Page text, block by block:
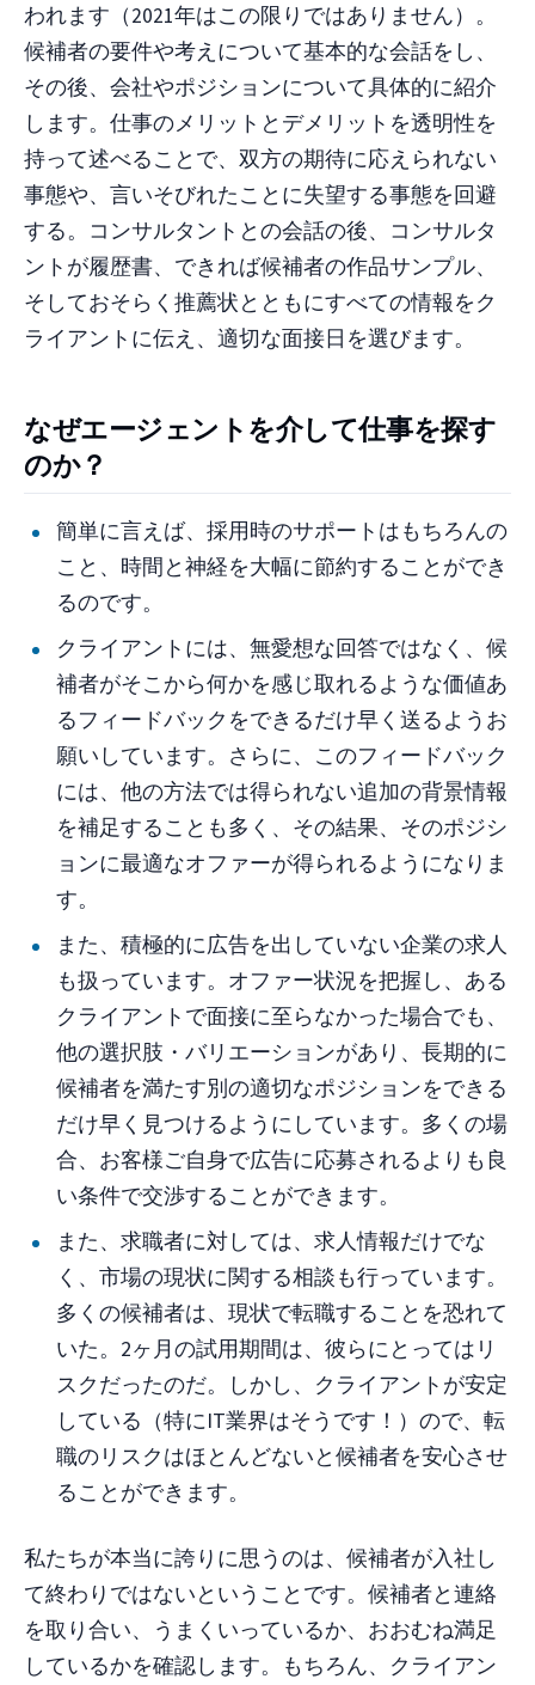
われます（2021年はこの限りではありません）。
候補者の要件や考えについて基本的な会話をし、
その後、会社やポジションについて具体的に紹介
します。仕事のメリットとデメリットを透明性を
持って述べることで、双方の期待に応えられない
事態や、言いそびれたことに失望する事態を回避
する。コンサルタントとの会話の後、コンサルタ
ントが履歴書、できれば候補者の作品サンプル、
そしておそらく推薦状とともにすべての情報をク
ライアントに伝え、適切な面接日を選びます。
なぜエージェントを介して仕事を探す
のか？
簡単に言えば、採用時のサポートはもちろんの
こと、時間と神経を大幅に節約することができ
るのです。
クライアントには、無愛想な回答ではなく、候
補者がそこから何かを感じ取れるような価値あ
るフィードバックをできるだけ早く送るようお
願いしています。さらに、このフィードバック
には、他の方法では得られない追加の背景情報
を補足することも多く、その結果、そのポジシ
ョンに最適なオファーが得られるようになりま
す。
また、積極的に広告を出していない企業の求人
も扱っています。オファー状況を把握し、ある
クライアントで面接に至らなかった場合でも、
他の選択肢・バリエーションがあり、長期的に
候補者を満たす別の適切なポジションをできる
だけ早く見つけるようにしています。多くの場
合、お客様ご自身で広告に応募されるよりも良
い条件で交渉することができます。
また、求職者に対しては、求人情報だけでな
く、市場の現状に関する相談も行っています。
多くの候補者は、現状で転職することを恐れて
いた。2ヶ月の試用期間は、彼らにとってはリ
スクだったのだ。しかし、クライアントが安定
している（特にIT業界はそうです！）ので、転
職のリスクはほとんどないと候補者を安心させ
ることができます。
私たちが本当に誇りに思うのは、候補者が入社し
て終わりではないということです。候補者と連絡
を取り合い、うまくいっているか、おおむね満足
しているかを確認します。もちろん、クライアン